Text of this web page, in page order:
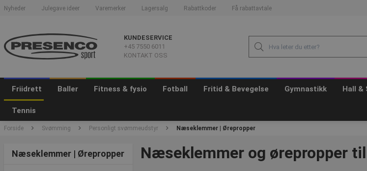
Nyheder Julegave ideer Varemerker Lagersalg Rabattkoder Få rabattavtale
KUNDESERVICE
+45 7550 6011
KONTAKT OSS
Friidrett Baller Fitness & fysio Fotball Fritid & Bevegelse Gymnastikk Hall &
Tennis
Forside Svømming Personligt svømmeudstyr Næseklemmer | Ørepropper
Næseklemmer | Ørepropper Næseklemmer og ørepropper